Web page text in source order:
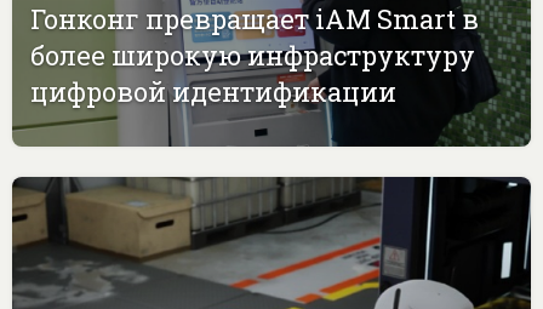
Гонконг превращает iAM Smart в
более широкую инфраструктуру
цифровой идентификации